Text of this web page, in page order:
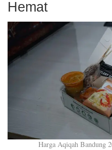
Hemat
Harga Aqiqah Bandung